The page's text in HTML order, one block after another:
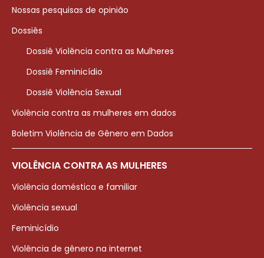
Nossas pesquisas de opinião
Dossiês
Dossiê Violência contra as Mulheres
Dossiê Feminicídio
Dossiê Violência Sexual
Violência contra as mulheres em dados
Boletim Violência de Gênero em Dados
VIOLÊNCIA CONTRA AS MULHERES
Violência doméstica e familiar
Violência sexual
Feminicídio
Violência de gênero na internet